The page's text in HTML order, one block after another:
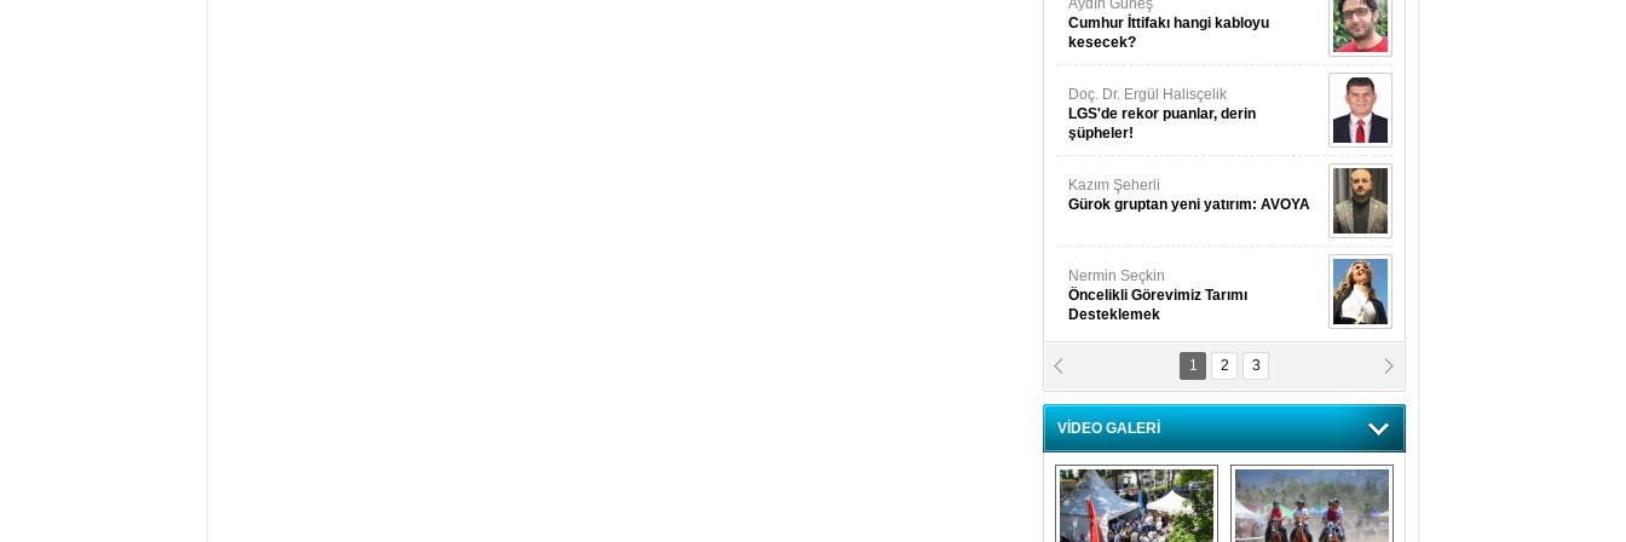
Aydın Güneş
Cumhur İttifakı hangi kabloyu
kesecek?
Doç. Dr. Ergül Halisçelik
LGS'de rekor puanlar, derin
şüpheler!
Kazım Şeherli
Gürok gruptan yeni yatırım: AVOYA
Nermin Seçkin
Öncelikli Görevimiz Tarımı
Desteklemek
Nilüfer Menekli Buzcular
Siz Hiç Kelebeklerin Sesini
Duydunuz Mu?
1 2 3
VİDEO GALERİ